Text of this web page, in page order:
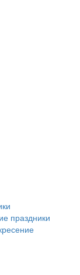
праздники